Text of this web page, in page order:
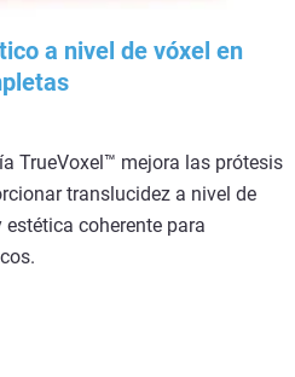
a nivel de vóxel en
TrueVoxel™ mejora las prótesis
translucidez a nivel de
coherente para